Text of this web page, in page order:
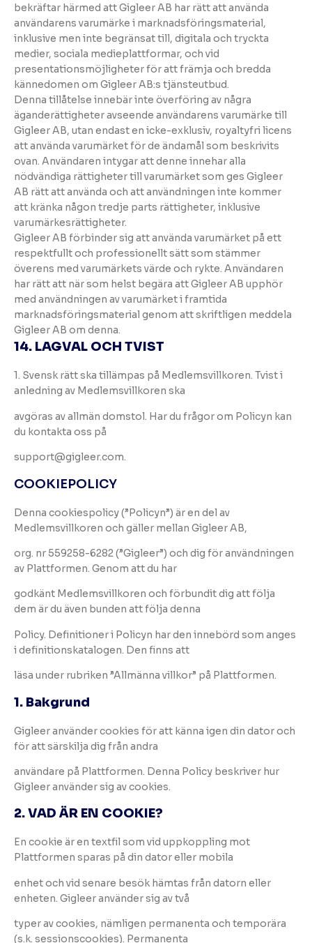
bekräftar härmed att Gigleer AB har rätt att använda
användarens varumärke i marknadsföringsmaterial,
inklusive men inte begränsat till, digitala och tryckta
medier, sociala medieplattformar, och vid
presentationsmöjligheter för att främja och bredda
kännedomen om Gigleer AB:s tjänsteutbud.
Denna tillåtelse innebär inte överföring av några
äganderättigheter avseende användarens varumärke till
Gigleer AB, utan endast en icke-exklusiv, royaltyfri licens
att använda varumärket för de ändamål som beskrivits
ovan. Användaren intygar att denne innehar alla
nödvändiga rättigheter till varumärket som ges Gigleer
AB rätt att använda och att användningen inte kommer
att kränka någon tredje parts rättigheter, inklusive
varumärkesrättigheter.
Gigleer AB förbinder sig att använda varumärket på ett
respektfullt och professionellt sätt som stämmer
överens med varumärkets värde och rykte. Användaren
har rätt att när som helst begära att Gigleer AB upphör
med användningen av varumärket i framtida
marknadsföringsmaterial genom att skriftligen meddela
Gigleer AB om denna.
14. LAGVAL OCH TVIST
1. Svensk rätt ska tillämpas på Medlemsvillkoren. Tvist i
anledning av Medlemsvillkoren ska
avgöras av allmän domstol. Har du frågor om Policyn kan
du kontakta oss på
support@gigleer.com.
COOKIEPOLICY
Denna cookiespolicy (”Policyn”) är en del av
Medlemsvillkoren och gäller mellan Gigleer AB,
org. nr 559258-6282 (”Gigleer”) och dig för användningen
av Plattformen. Genom att du har
godkänt Medlemsvillkoren och förbundit dig att följa
dem är du även bunden att följa denna
Policy. Definitioner i Policyn har den innebörd som anges
i definitionskatalogen. Den finns att
läsa under rubriken ”Allmänna villkor” på Plattformen.
1. Bakgrund
Gigleer använder cookies för att känna igen din dator och
för att särskilja dig från andra
användare på Plattformen. Denna Policy beskriver hur
Gigleer använder sig av cookies.
2. VAD ÄR EN COOKIE?
En cookie är en textfil som vid uppkoppling mot
Plattformen sparas på din dator eller mobila
enhet och vid senare besök hämtas från datorn eller
enheten. Gigleer använder sig av två
typer av cookies, nämligen permanenta och temporära
(s.k. sessionscookies). Permanenta